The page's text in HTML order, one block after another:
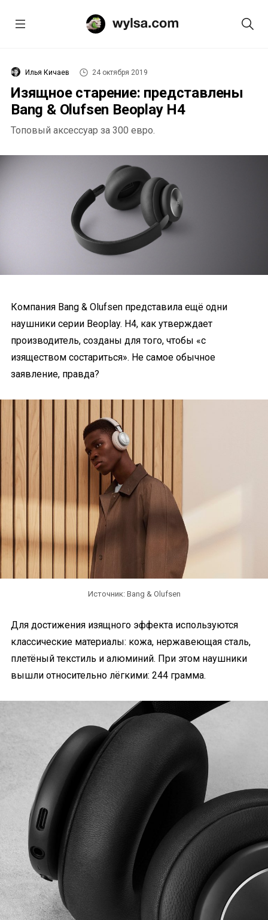
Илья Кичаев 24 октября 2019
Изящное старение: представлены
Bang & Olufsen Beoplay H4
Топовый аксессуар за 300 евро.
Компания Bang & Olufsen представила ещё одни
наушники серии Beoplay. H4, как утверждает
производитель, созданы для того, чтобы «с
изяществом состариться». Не самое обычное
заявление, правда?
Источник: Bang & Olufsen
Для достижения изящного эффекта используются
классические материалы: кожа, нержавеющая сталь,
плетёный текстиль и алюминий. При этом наушники
вышли относительно лёгкими: 244 грамма.